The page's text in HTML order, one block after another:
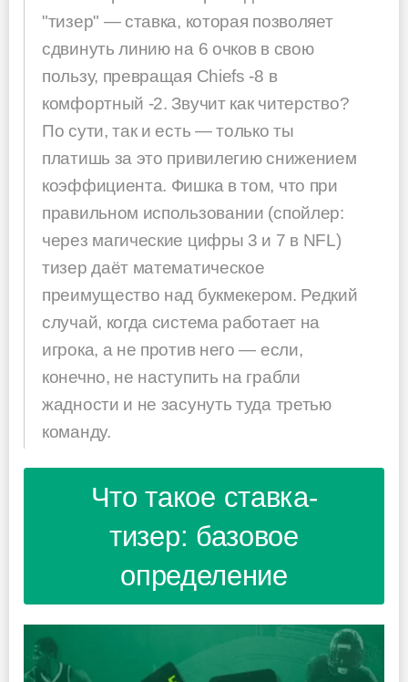
"тизер" — ставка, которая позволяет
сдвинуть линию на 6 очков в свою
пользу, превращая Chiefs -8 в
комфортный -2. Звучит как читерство?
По сути, так и есть — только ты
платишь за это привилегию снижением
коэффициента. Фишка в том, что при
правильном использовании (спойлер:
через магические цифры 3 и 7 в NFL)
тизер даёт математическое
преимущество над букмекером. Редкий
случай, когда система работает на
игрока, а не против него — если,
конечно, не наступить на грабли
жадности и не засунуть туда третью
команду.
Что такое ставка-
тизер: базовое
определение